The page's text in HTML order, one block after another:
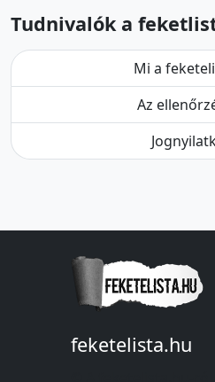
Tudnivalók a
Mi a
Az
feketelista.hu